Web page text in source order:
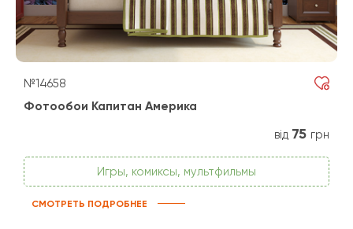
№14658
Фотообои Капитан Америка
від 75 грн
Игры, комиксы, мультфильмы
СМОТРЕТЬ ПОДРОБНЕЕ